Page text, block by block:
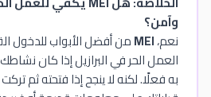
وآمن؟
نعم،MEIمن أفضل الأبواب للدخول
العمل الحر في البرازيل إذا كان
به فعلًا. لكنه لا ينجح إذا فتحته ثم تركت